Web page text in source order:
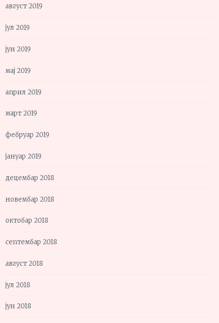
август 2019
јул 2019
јун 2019
мај 2019
април 2019
март 2019
фебруар 2019
јануар 2019
децембар 2018
новембар 2018
октобар 2018
септембар 2018
август 2018
јул 2018
јун 2018